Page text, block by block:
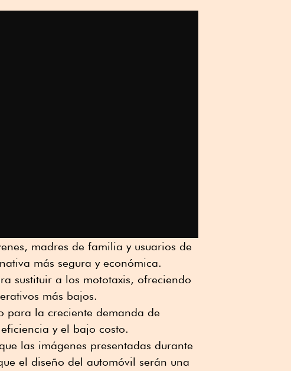
madres de familia y usuarios de
más segura y económica.
sustituir a los mototaxis, ofreciendo
más bajos.
para la creciente demanda de
y el bajo costo.
las imágenes presentadas durante
el diseño del automóvil serán una